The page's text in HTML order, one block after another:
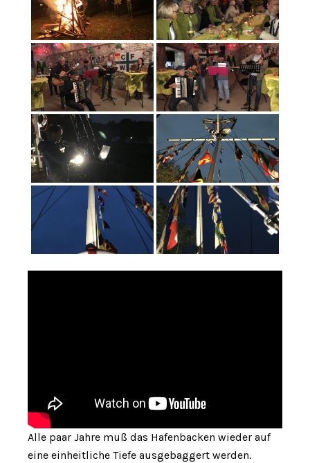
Alle paar Jahre muß das Hafenbacken wieder auf
eine einheitliche Tiefe ausgebaggert werden.